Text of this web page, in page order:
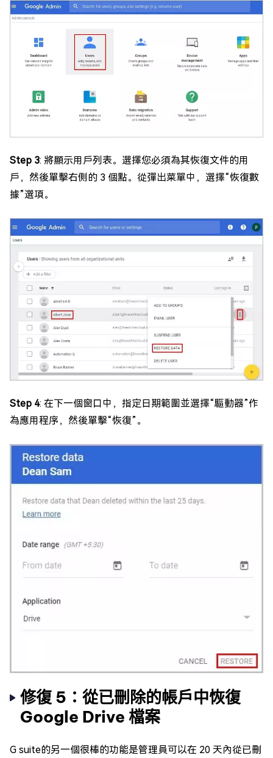
Step 3: 將顯示用戶列表。選擇您必須為其恢復文件的用
戶，然後單擊右側的 3 個點。從彈出菜單中，選擇“恢復數
據”選項。
Step 4: 在下一個窗口中，指定日期範圍並選擇“驅動器”作
為應用程序，然後單擊“恢復”。
修復 5：從已刪除的帳戶中恢復
Google Drive 檔案
G suite的另一個很棒的功能是管理員可以在 20 天內從已刪